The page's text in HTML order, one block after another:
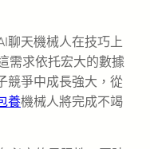
聊天機械人在技巧上
需求依托宏大的數據
競爭中成長強大，從
養機械人將完成不竭